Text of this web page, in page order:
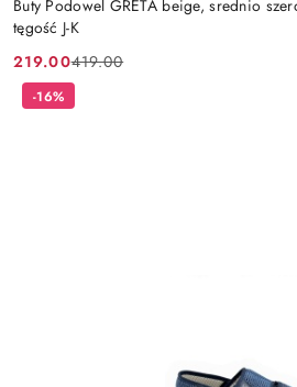
Buty Podowel GRETA beige, srednio
tęgość J-K
Cena
promocyjna:
219.00
Cena
przed
419.00
-16%